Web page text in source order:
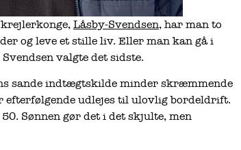
Låsby-Svendsen, har man to
og leve et stille liv. Eller man kan gå i
valgte det sidste.
sande indtægtskilde minder skræmmende
efterfølgende udlejes til ulovlig bordeldrift.
Sønnen gør det i det skjulte, men